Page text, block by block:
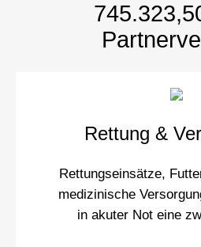
Rettung &
Rettungseinsätze,
medizinische
in akuter Not eine